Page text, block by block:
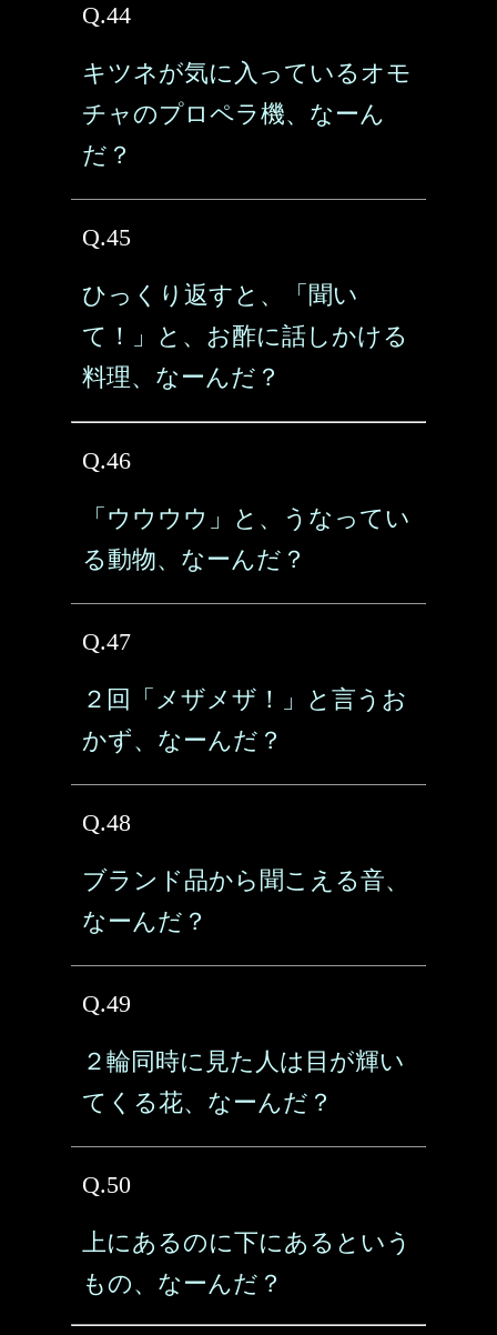
Q.44
キツネが気に入っているオモ
チャのプロペラ機、なーん
だ？
Q.45
ひっくり返すと、「聞い
て！」と、お酢に話しかける
料理、なーんだ？
Q.46
「ウウウウ」と、うなってい
る動物、なーんだ？
Q.47
２回「メザメザ！」と言うお
かず、なーんだ？
Q.48
ブランド品から聞こえる音、
なーんだ？
Q.49
２輪同時に見た人は目が輝い
てくる花、なーんだ？
Q.50
上にあるのに下にあるという
もの、なーんだ？